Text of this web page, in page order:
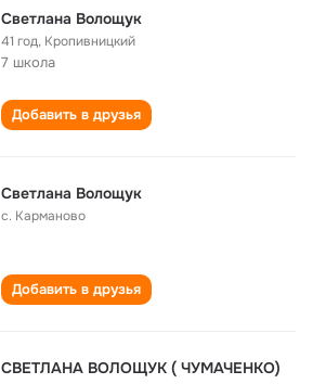
Светлана Волощук
41 год, Кропивницкий
7 школа
Добавить в друзья
Светлана Волощук
с. Карманово
Добавить в друзья
СВЕТЛАНА ВОЛОЩУК ( ЧУМАЧЕНКО)